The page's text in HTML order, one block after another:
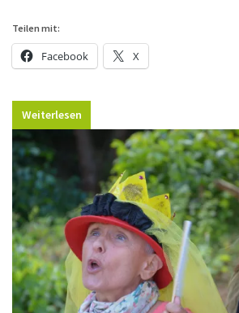
Teilen mit:
Facebook X
Weiterlesen